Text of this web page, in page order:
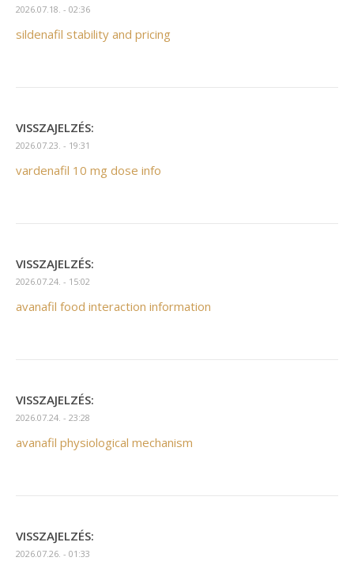
2026.07.18. - 02:36
sildenafil stability and pricing
VISSZAJELZÉS:
2026.07.23. - 19:31
vardenafil 10 mg dose info
VISSZAJELZÉS:
2026.07.24. - 15:02
avanafil food interaction information
VISSZAJELZÉS:
2026.07.24. - 23:28
avanafil physiological mechanism
VISSZAJELZÉS:
2026.07.26. - 01:33